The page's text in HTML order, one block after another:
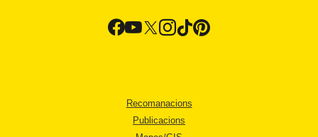
Recomanacions
Publicacions